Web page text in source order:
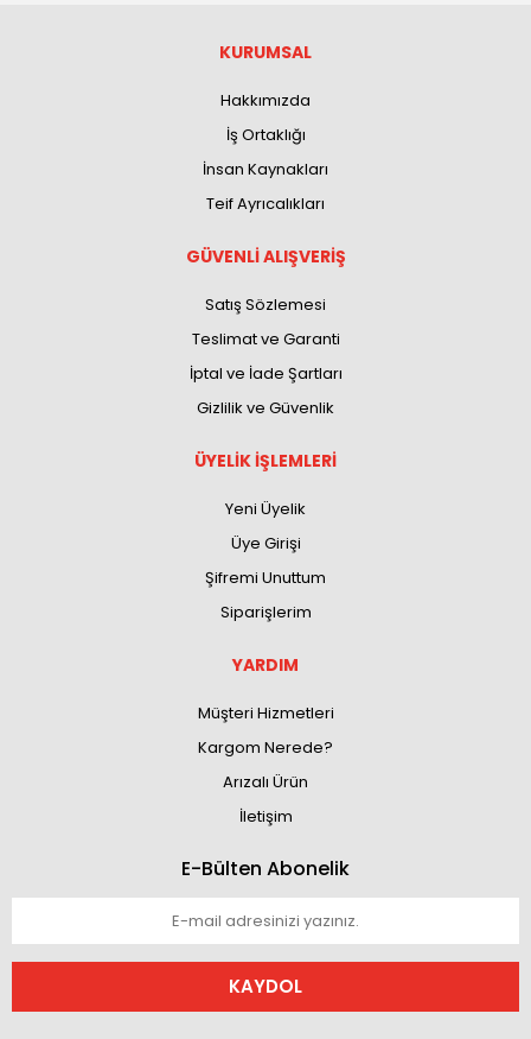
KURUMSAL
Hakkımızda
İş Ortaklığı
İnsan Kaynakları
Teif Ayrıcalıkları
GÜVENLİ ALIŞVERİŞ
Satış Sözlemesi
Teslimat ve Garanti
İptal ve İade Şartları
Gizlilik ve Güvenlik
ÜYELİK İŞLEMLERİ
Yeni Üyelik
Üye Girişi
Şifremi Unuttum
Siparişlerim
YARDIM
Müşteri Hizmetleri
Kargom Nerede?
Arızalı Ürün
İletişim
E-Bülten Abonelik
KAYDOL